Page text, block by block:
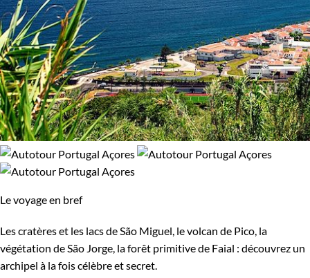
Le voyage en bref
Les cratères et les lacs de São Miguel, le volcan de Pico, la
végétation de São Jorge, la forêt primitive de Faial : découvrez un
archipel à la fois célèbre et secret.